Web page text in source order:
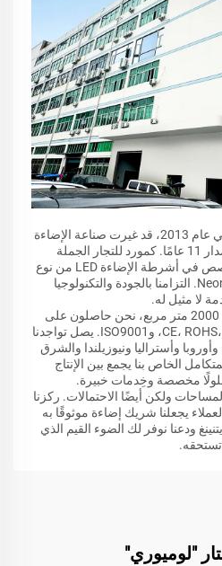
لُميمر لايتنينغ، التي تأسست في عام 2013، قد غيرت صناعة الإضاءة
بمنتجاتها الابتكارية على مدار 11 عامًا. كمورد للتجار الجملة
والمصممين والمقاولين، نتخصص في أشرطة الإضاءة LED من نوع
SMD/COB وحلول Neon Flex. التزامنا بالجودة والتكنولوجيا
لا مثيل له.
مع مصنع يمتد على أكثر من 2000 متر مربع، نحن حاصلون على
شهادات مثل CE، ROHS، CB، UL، UKCA، وISO9001. يصل تواجدنا
وأستراليا ونيوزيلندا والشرق
الخاص بنا يجمع بين الإنتاج
حلولًا مخصصة وخِدمات خبيرة.
ولكن أيضًا الاحتمالات. ركزنا
يجعلنا شريك إضاءة موثوقًا به
ودعنا نوفر لك الضوء القيم الذي
تستحقه.
"لوميوري"